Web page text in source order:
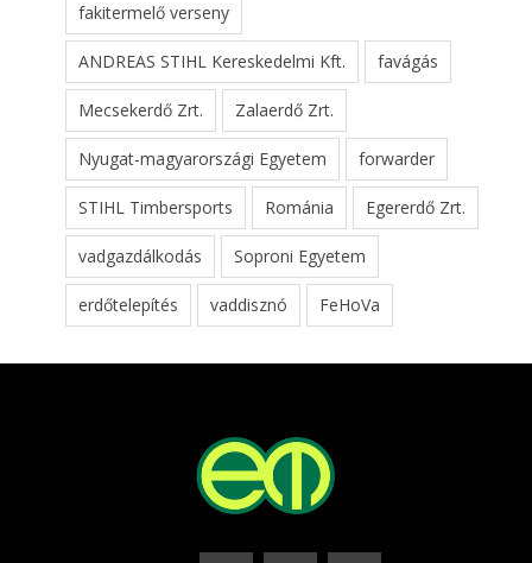
fakitermelő verseny
ANDREAS STIHL Kereskedelmi Kft. favágás
Mecsekerdő Zrt. Zalaerdő Zrt.
Nyugat-magyarországi Egyetem forwarder
STIHL Timbersports Románia Egererdő Zrt.
vadgazdálkodás Soproni Egyetem
erdőtelepítés vaddisznó FeHoVa